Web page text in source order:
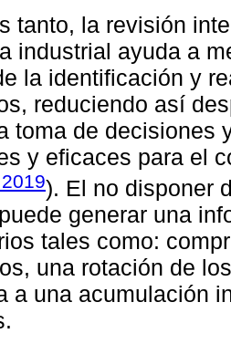
tanto, la revisión
industrial ayuda a
la identificación y
reduciendo así
toma de decisiones
y eficaces para el
). El no disponer
generar una
tales como:
una rotación de
a una acumulación